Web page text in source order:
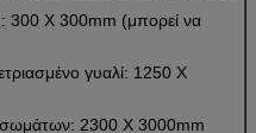
300 X 300mm (μπορεί να
γυαλί: 1250 X
σωμάτων: 2300 X 3000mm